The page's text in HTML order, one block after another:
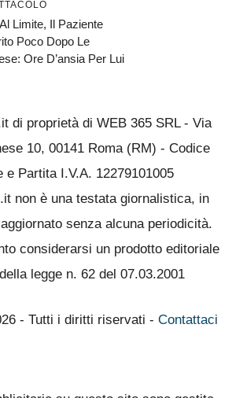
Limite, Il Paziente
Poco Dopo Le
Ore D’ansia Per Lui
di proprietà di WEB 365 SRL - Via
10, 00141 Roma (RM) - Codice
e Partita I.V.A. 12279101005
non è una testata giornalistica, in
senza alcuna periodicità.
considerarsi un prodotto editoriale
legge n. 62 del 07.03.2001
- Tutti i diritti riservati - Contattaci